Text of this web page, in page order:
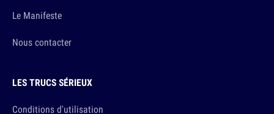
Le Manifeste
Nous contacter
LES TRUCS SÉRIEUX
Conditions d'utilisation